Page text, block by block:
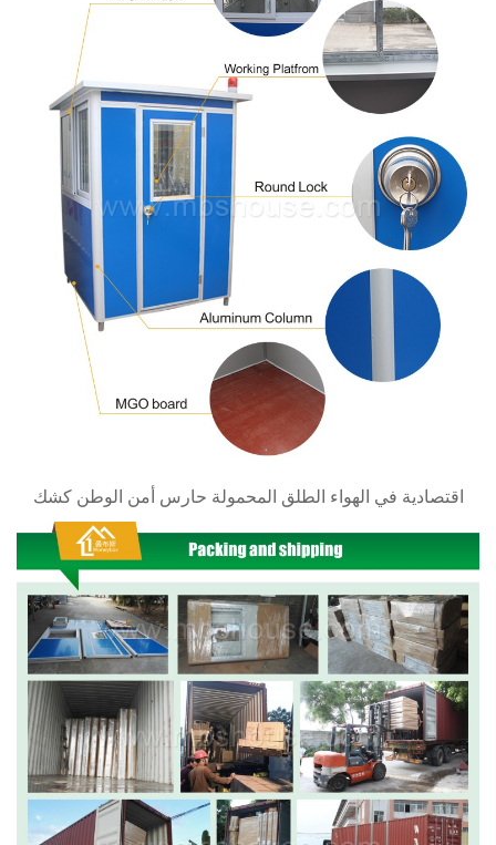
اقتصادية في الهواء الطلق المحمولة حارس أمن الوطن كشك